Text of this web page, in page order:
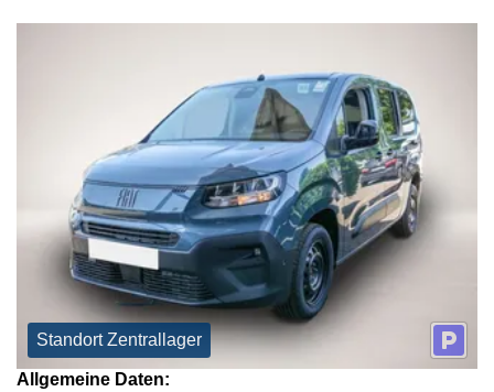
Standort Zentrallager
Allgemeine Daten: